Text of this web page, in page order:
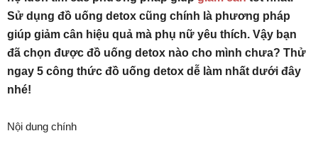
Sử dụng đồ uống detox cũng chính là phương pháp
giúp giảm cân hiệu quả mà phụ nữ yêu thích. Vậy bạn
đã chọn được đồ uống detox nào cho mình chưa? Thử
ngay 5 công thức đồ uống detox dễ làm nhất dưới đây
nhé!
Nội dung chính